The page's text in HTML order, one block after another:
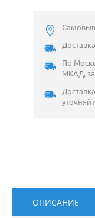
По
МКАД,
ОПИСАНИЕ